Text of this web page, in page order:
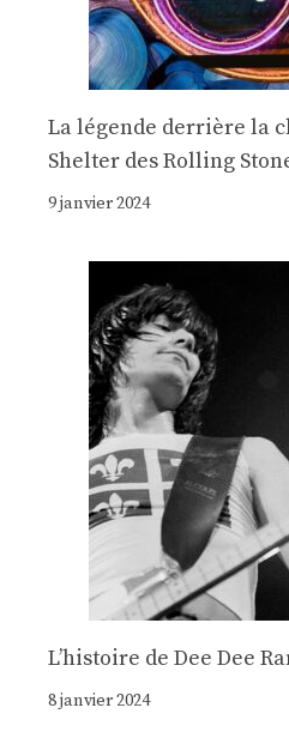
La légende derrière la
Shelter des Rolling
9 janvier 2024
Lʼhistoire de Dee Dee
8 janvier 2024